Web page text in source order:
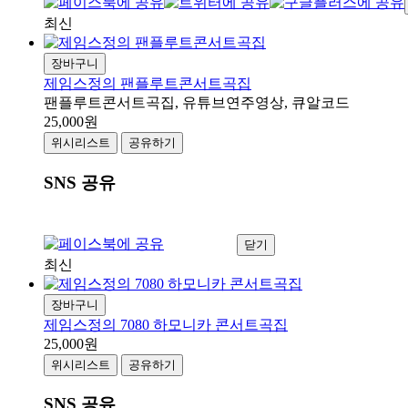
최신
장바구니
제임스정의 팬플루트콘서트곡집
팬플루트콘서트곡집, 유튜브연주영상, 큐알코드
25,000원
위시리스트 공유하기
SNS 공유
닫기
최신
장바구니
제임스정의 7080 하모니카 콘서트곡집
25,000원
위시리스트 공유하기